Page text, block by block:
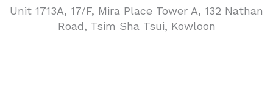
Unit 1713A, 17/F, Mira Place Tower A, 132 Nathan
Road, Tsim Sha Tsui, Kowloon